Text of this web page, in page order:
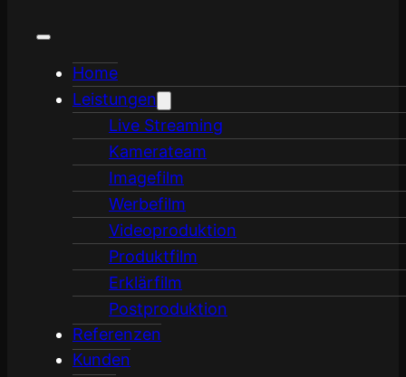
Home
Leistungen
Live Streaming
Kamerateam
Imagefilm
Werbefilm
Videoproduktion
Produktfilm
Erklärfilm
Postproduktion
Referenzen
Kunden